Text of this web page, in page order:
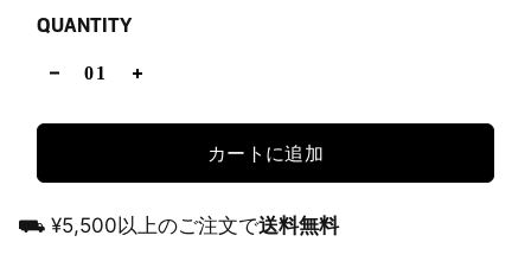
QUANTITY
カートに追加
⛟ ¥5,500以上のご注文で送料無料